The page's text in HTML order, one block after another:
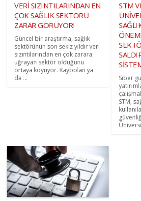
VERİ SIZINTILARINDAN EN
ÇOK SAĞLIK SEKTÖRÜ
ZARAR GÖRÜYOR!
Güncel bir araştırma, sağlık
sektörünün son sekiz yıldır veri
sızıntılarından en çok zarara
uğrayan sektör olduğunu
ortaya koyuyor. Kaybolan ya
da ...
STM
Siber
STM,